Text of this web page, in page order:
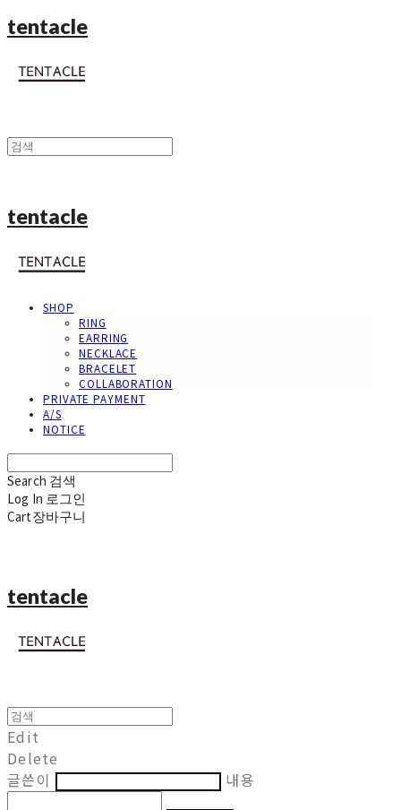
tentacle
tentacle
SHOP
RING
EARRING
NECKLACE
BRACELET
COLLABORATION
PRIVATE PAYMENT
A/S
NOTICE
Search 검색
Log In 로그인
Cart장바구니
tentacle
Edit
Delete
글쓴이
내용